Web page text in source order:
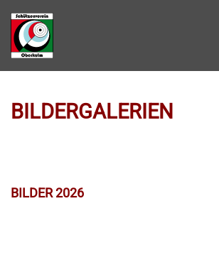
Zum Hauptinhalt springen
BILDERGALERIEN
BILDER 2026